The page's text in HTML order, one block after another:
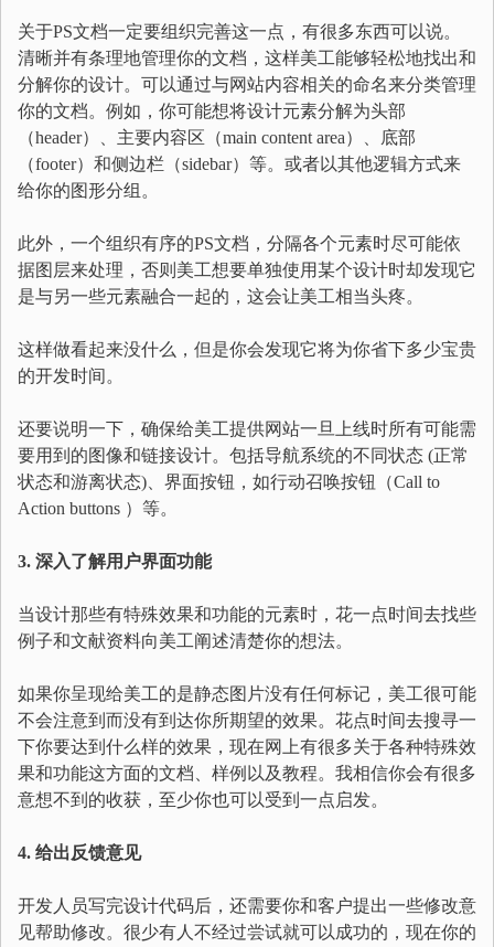
关于PS文档一定要组织完善这一点，有很多东西可以说。
清晰并有条理地管理你的文档，这样美工能够轻松地找出和
分解你的设计。可以通过与网站内容相关的命名来分类管理
你的文档。例如，你可能想将设计元素分解为头部
（header）、主要内容区（main content area）、底部
（footer）和侧边栏（sidebar）等。或者以其他逻辑方式来
给你的图形分组。
此外，一个组织有序的PS文档，分隔各个元素时尽可能依
据图层来处理，否则美工想要单独使用某个设计时却发现它
是与另一些元素融合一起的，这会让美工相当头疼。
这样做看起来没什么，但是你会发现它将为你省下多少宝贵
的开发时间。
还要说明一下，确保给美工提供网站一旦上线时所有可能需
要用到的图像和链接设计。包括导航系统的不同状态 (正常
状态和游离状态)、界面按钮，如行动召唤按钮（Call to
Action buttons ）等。
3. 深入了解用户界面功能
当设计那些有特殊效果和功能的元素时，花一点时间去找些
例子和文献资料向美工阐述清楚你的想法。
如果你呈现给美工的是静态图片没有任何标记，美工很可能
不会注意到而没有到达你所期望的效果。花点时间去搜寻一
下你要达到什么样的效果，现在网上有很多关于各种特殊效
果和功能这方面的文档、样例以及教程。我相信你会有很多
意想不到的收获，至少你也可以受到一点启发。
4. 给出反馈意见
开发人员写完设计代码后，还需要你和客户提出一些修改意
见帮助修改。很少有人不经过尝试就可以成功的，现在你的